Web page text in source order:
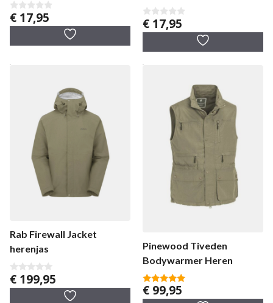
0
v
5
€ 17,95
0
v
5
€ 17,95
Rab Firewall Jacket
herenjas
0
v
€ 199,95
Pinewood Tiveden
Bodywarmer Heren
5.00
van 5
€ 99,95